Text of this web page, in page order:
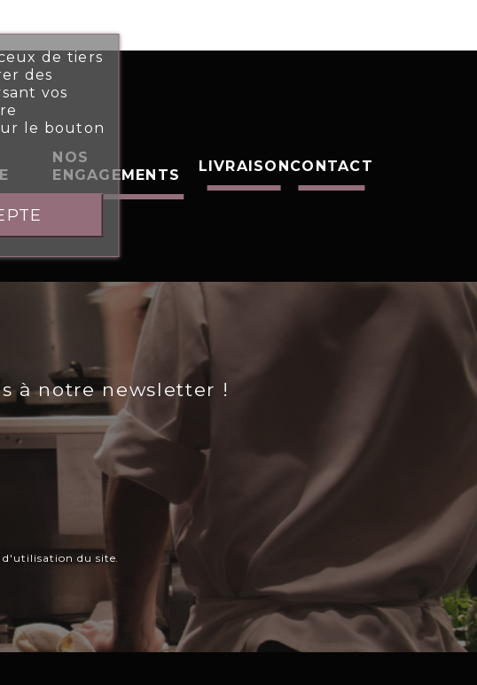
NOS
ENGAGEMENTS
LIVRAISONCONTACT
à notre newsletter !
d'utilisation du site.
de tiers
des
vos
le bouton